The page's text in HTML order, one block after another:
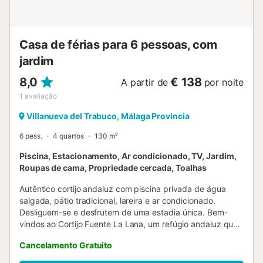
Casa de férias para 6 pessoas, com
jardim
8,0
1 avaliação
A partir de € 138 por noite
Villanueva del Trabuco, Málaga Provincia
6 pess. 4 quartos 130 m²
Piscina, Estacionamento, Ar condicionado, TV, Jardim,
Roupas de cama, Propriedade cercada, Toalhas
Autêntico cortijo andaluz com piscina privada de água
salgada, pátio tradicional, lareira e ar condicionado.
Desliguem-se e desfrutem de uma estadia única. Bem-
vindos ao Cortijo Fuente La Lana, um refúgio andaluz que
dispõe de piscina privada de água salgada, ideal para
banhos suaves e agradáveis. Conta com nascente própria,
Cancelamento Gratuito